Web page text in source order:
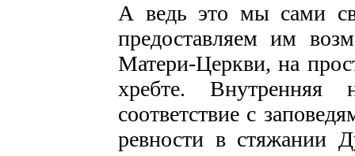
А ведь это мы сами
предоставляем им
Матери-Церкви, на
хребте.
соответствие с
ревности в стяжании